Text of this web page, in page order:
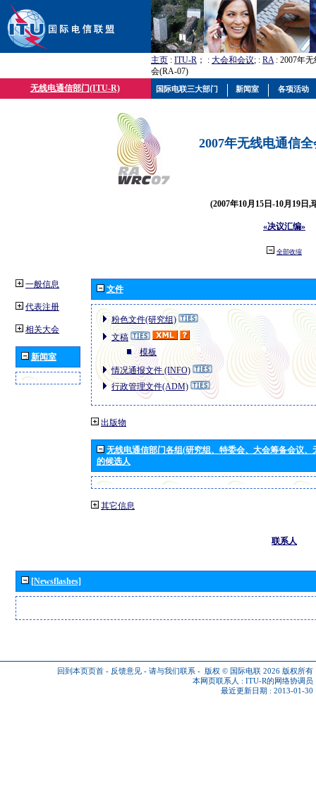
主页 : ITU-R ； : 大会和会议; : RA: 2007年
会(RA-07)
无线电通信部门(ITU-R)
2007年无线电通信
(2007年10月15日-10月19日,
«决议汇编»
全部收缩
一般信息
代表注册
相关大会
新闻室
文件
粉色文件(研究组)
文稿
模板
情况通报文件 (INFO)
行政管理文件(ADM)
出版物
无线电通信部门各组(研究组、特委会、大会筹备会议
的候选人
其它信息
联系人
[Newsflashes]
回到本页页首 - 反馈意见 - 请与我们联系 - 版权 © 国际电联 2026 版权所有
本网页联系人 : ITU-R的网络协调员
最近更新日期 : 2013-01-30
国际电联三大部门 新闻室 各项活动